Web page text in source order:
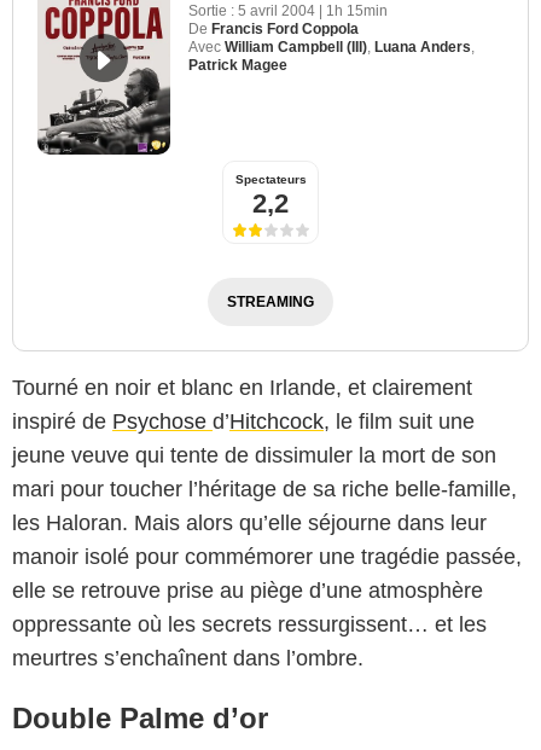
Sortie : 5 avril 2004 | 1h 15min
De Francis Ford Coppola
Avec William Campbell (III) Luana Anders
Patrick Magee
Spectateurs
2,2
STREAMING
Tourné en noir et blanc en Irlande, et clairement
inspiré de Psychose d’Hitchcock, le film suit une
jeune veuve qui tente de dissimuler la mort de son
mari pour toucher l’héritage de sa riche belle-famille,
les Haloran. Mais alors qu’elle séjourne dans leur
manoir isolé pour commémorer une tragédie passée,
elle se retrouve prise au piège d’une atmosphère
oppressante où les secrets ressurgissent… et les
meurtres s’enchaînent dans l’ombre.
Double Palme d’or